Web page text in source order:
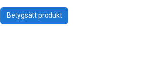
Betygsätt produkt
5 av 5 stjärnor